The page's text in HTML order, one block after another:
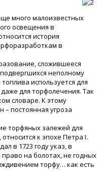
много малоизвестных
освещения в
история
в
сложившееся
неполному
используется для
для торфолечения. Так
словаре. К этому
постоянная угроза
торфяных залежей для
к эпохе Петра I.
в 1723 году указ, в
на болотах, не годных
торфу… как есть